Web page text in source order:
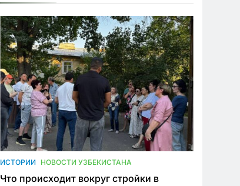
ИСТОРИИ НОВОСТИ УЗБЕКИСТАНА
Что происходит вокруг стройки в